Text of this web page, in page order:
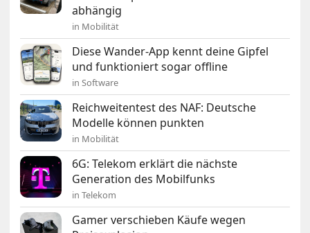
abhängig
in Mobilität
Diese Wander-App kennt deine Gipfel
und funktioniert sogar offline
in Software
Reichweitentest des NAF: Deutsche
Modelle können punkten
in Mobilität
6G: Telekom erklärt die nächste
Generation des Mobilfunks
in Telekom
Gamer verschieben Käufe wegen